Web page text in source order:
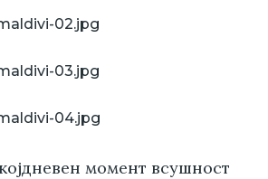
момент всушност